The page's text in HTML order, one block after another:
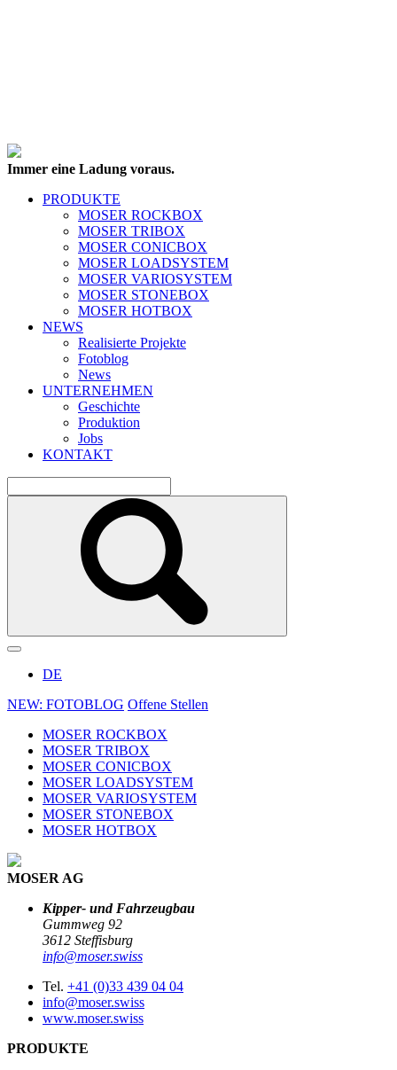
Immer eine Ladung voraus.
PRODUKTE
MOSER ROCKBOX
MOSER TRIBOX
MOSER CONICBOX
MOSER LOADSYSTEM
MOSER VARIOSYSTEM
MOSER STONEBOX
MOSER HOTBOX
NEWS
Realisierte Projekte
Fotoblog
News
UNTERNEHMEN
Geschichte
Produktion
Jobs
KONTAKT
DE
NEW: FOTOBLOG Offene Stellen
MOSER ROCKBOX
MOSER TRIBOX
MOSER CONICBOX
MOSER LOADSYSTEM
MOSER VARIOSYSTEM
MOSER STONEBOX
MOSER HOTBOX
MOSER AG
Kipper- und Fahrzeugbau
Gummweg 92
3612 Steffisburg
info@moser.swiss
Tel. +41 (0)33 439 04 04
info@moser.swiss
www.moser.swiss
PRODUKTE